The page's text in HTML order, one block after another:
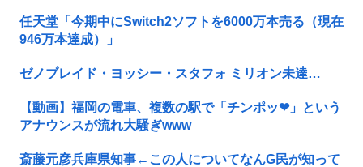
任天堂「今期中にSwitch2ソフトを6000万本売る（現在
946万本達成）」
ゼノブレイド・ヨッシー・スタフォ ミリオン未達…
【動画】福岡の電車、複数の駅で「チンポッ❤」という
アナウンスが流れ大騒ぎwww
斎藤元彦兵庫県知事←この人についてなんG民が知って